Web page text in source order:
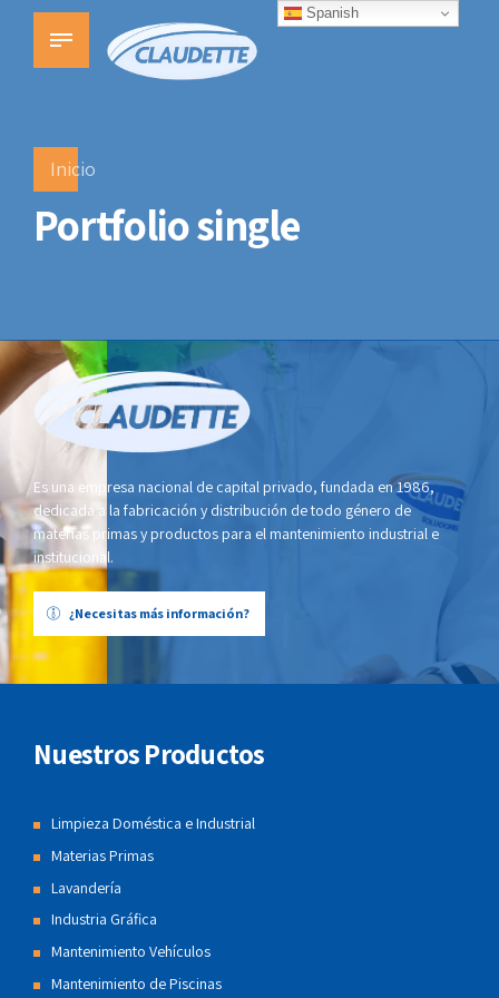
Inicio
Portfolio single
Es una empresa nacional de capital privado, fundada en 1986,
dedicada a la fabricación y distribución de todo género de
materias primas y productos para el mantenimiento industrial e
institucional.
¿Necesitas más información?
Nuestros Productos
Limpieza Doméstica e Industrial
Materias Primas
Lavandería
Industria Gráfica
Mantenimiento Vehículos
Mantenimiento de Piscinas
Spanish